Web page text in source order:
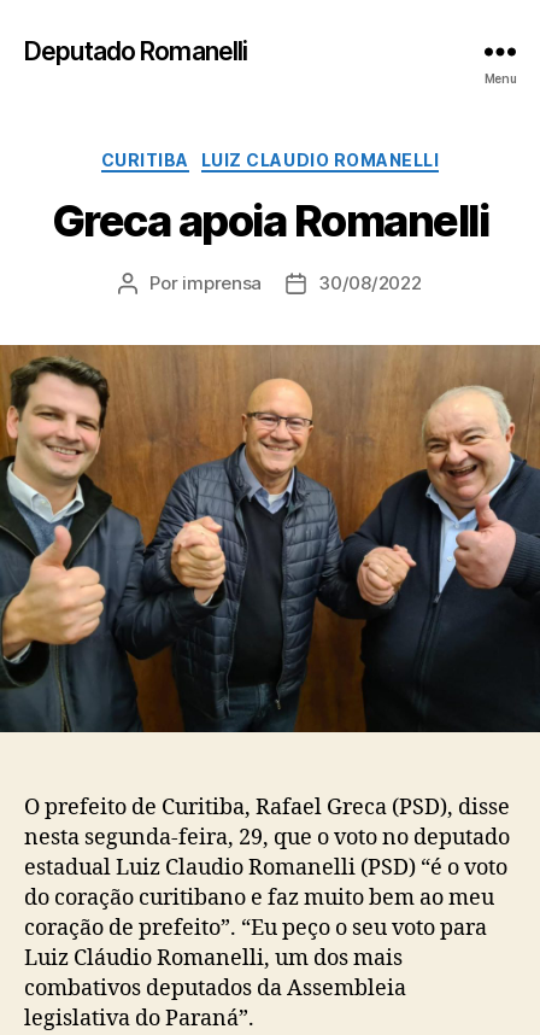
Deputado Romanelli
Menu
Categorias
CURITIBA LUIZ CLAUDIO ROMANELLI
Greca apoia Romanelli
Autor
Por imprensa
Data30/08/2022
O prefeito de Curitiba, Rafael Greca (PSD), disse
nesta segunda-feira, 29, que o voto no deputado
estadual Luiz Claudio Romanelli (PSD) “é o voto
do coração curitibano e faz muito bem ao meu
coração de prefeito”. “Eu peço o seu voto para
Luiz Cláudio Romanelli, um dos mais
combativos deputados da Assembleia
legislativa do Paraná”.